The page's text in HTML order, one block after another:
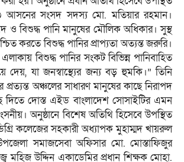
আসনের সংসদ সদস্য মো. মতিয়ার রহমান।
ও বিশুদ্ধ পানি মানুষের মৌলিক অধিকার। সুস্থ
করতে বিশুদ্ধ পানির প্রাপ্যতা অত্যন্ত জরুরি।
বিশুদ্ধ পানির সংকট বিভিন্ন পানিবাহিত
দেয়, যা জনস্বাস্থ্যের জন্য বড় হুমকি।” তিনি
অঞ্চলের সাধারণ মানুষের কাছে নিরাপদ
দিতে দোস্ত এইড বাংলাদেশ সোসাইটির এমন
অনুষ্ঠানে বিশেষ অতিথি হিসেবে উপস্থিত
কলেজের সহকারী অধ্যাপক মুহাম্মদ খায়রুল
সমাজসেবা অফিসার মো. মোস্তাফিজুর
মহিজ উদ্দিন একাডেমির প্রধান শিক্ষক মোহা.